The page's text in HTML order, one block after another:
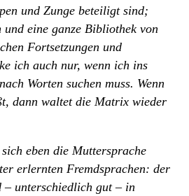
und Zunge beteiligt sind;
und eine ganze Bibliothek von
Fortsetzungen und
ich auch nur, wenn ich ins
Worten suchen muss. Wenn
dann waltet die Matrix wieder
eben die Muttersprache
erlernten Fremdsprachen: der
unterschiedlich gut – in